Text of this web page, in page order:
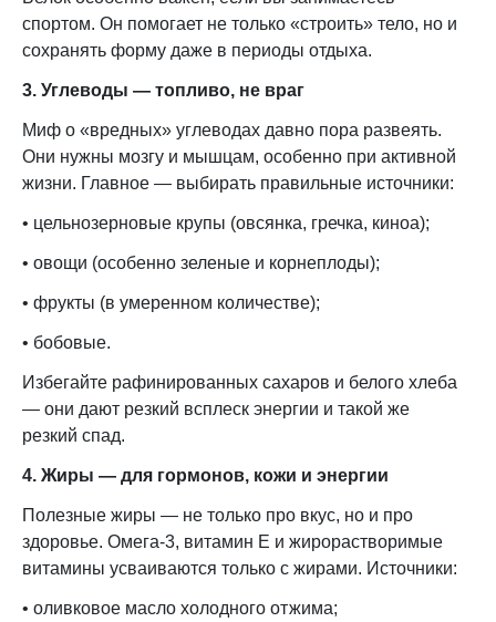
спортом. Он помогает не только «строить» тело, но и
сохранять форму даже в периоды отдыха.
3. Углеводы — топливо, не враг
Миф о «вредных» углеводах давно пора развеять.
Они нужны мозгу и мышцам, особенно при активной
жизни. Главное — выбирать правильные источники:
• цельнозерновые крупы (овсянка, гречка, киноа);
• овощи (особенно зеленые и корнеплоды);
• фрукты (в умеренном количестве);
• бобовые.
Избегайте рафинированных сахаров и белого хлеба
— они дают резкий всплеск энергии и такой же
резкий спад.
4. Жиры — для гормонов, кожи и энергии
Полезные жиры — не только про вкус, но и про
здоровье. Омега-3, витамин Е и жирорастворимые
витамины усваиваются только с жирами. Источники:
• оливковое масло холодного отжима;